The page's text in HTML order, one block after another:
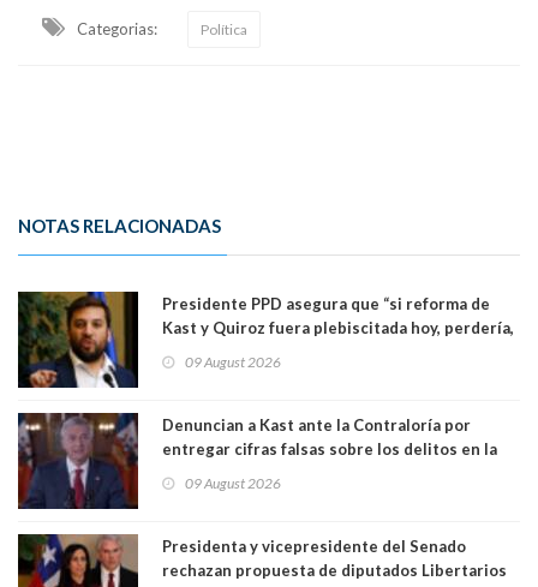
Categorias: Política
NOTAS RELACIONADAS
Presidente PPD asegura que “si reforma de
Kast y Quiroz fuera plebiscitada hoy, perdería,
a favor de la oposición, sería una victoria de la
09 August 2026
Denuncian a Kast ante la Contraloría por
entregar cifras falsas sobre los delitos en la
09 August 2026
Presidenta y vicepresidente del Senado
rechazan propuesta de diputados Libertarios